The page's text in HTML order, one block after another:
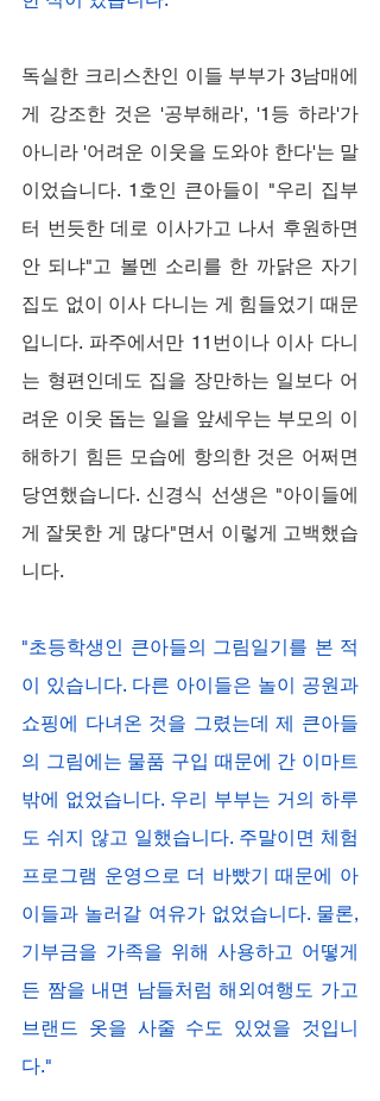
독실한 크리스찬인 이들 부부가 3남매에
게 강조한 것은 '공부해라', '1등 하라'가
아니라 '어려운 이웃을 도와야 한다'는 말
이었습니다. 1호인 큰아들이 "우리 집부
터 번듯한 데로 이사가고 나서 후원하면
안 되냐"고 볼멘 소리를 한 까닭은 자기
집도 없이 이사 다니는 게 힘들었기 때문
입니다. 파주에서만 11번이나 이사 다니
는 형편인데도 집을 장만하는 일보다 어
려운 이웃 돕는 일을 앞세우는 부모의 이
해하기 힘든 모습에 항의한 것은 어쩌면
당연했습니다. 신경식 선생은 "아이들에
게 잘못한 게 많다"면서 이렇게 고백했습
니다.
"초등학생인 큰아들의 그림일기를 본 적
이 있습니다. 다른 아이들은 놀이 공원과
쇼핑에 다녀온 것을 그렸는데 제 큰아들
의 그림에는 물품 구입 때문에 간 이마트
밖에 없었습니다. 우리 부부는 거의 하루
도 쉬지 않고 일했습니다. 주말이면 체험
프로그램 운영으로 더 바빴기 때문에 아
이들과 놀러갈 여유가 없었습니다. 물론,
기부금을 가족을 위해 사용하고 어떻게
든 짬을 내면 남들처럼 해외여행도 가고
브랜드 옷을 사줄 수도 있었을 것입니
다."